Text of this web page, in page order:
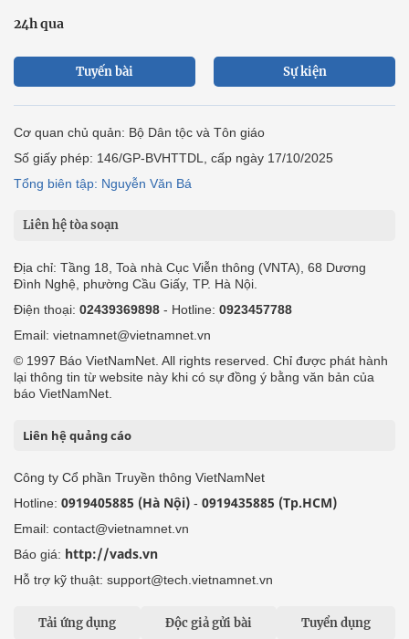
24h qua
Tuyến bài Sự kiện
Cơ quan chủ quản: Bộ Dân tộc và Tôn giáo
Số giấy phép: 146/GP-BVHTTDL, cấp ngày 17/10/2025
Tổng biên tập: Nguyễn Văn Bá
Liên hệ tòa soạn
Địa chỉ: Tầng 18, Toà nhà Cục Viễn thông (VNTA), 68 Dương
Đình Nghệ, phường Cầu Giấy, TP. Hà Nội.
Điện thoại: 02439369898 - Hotline: 0923457788
Email: vietnamnet@vietnamnet.vn
© 1997 Báo VietNamNet. All rights reserved. Chỉ được phát hành
lại thông tin từ website này khi có sự đồng ý bằng văn bản của
báo VietNamNet.
Liên hệ quảng cáo
Công ty Cổ phần Truyền thông VietNamNet
Hotline: 0919405885 (Hà Nội) - 0919435885 (Tp.HCM)
Email: contact@vietnamnet.vn
Báo giá: http://vads.vn
Hỗ trợ kỹ thuật: support@tech.vietnamnet.vn
Tải ứng dụng Độc giả gửi bài Tuyển dụng